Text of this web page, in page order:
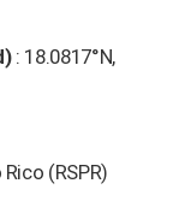
: 18.0817°N,
(RSPR)